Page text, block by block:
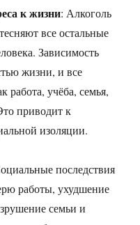
к жизни: Алкоголь
все остальные
Зависимость
жизни, и все
работа, учёба, семья,
приводит к
изоляции.
последствия
работы, ухудшение
семьи и